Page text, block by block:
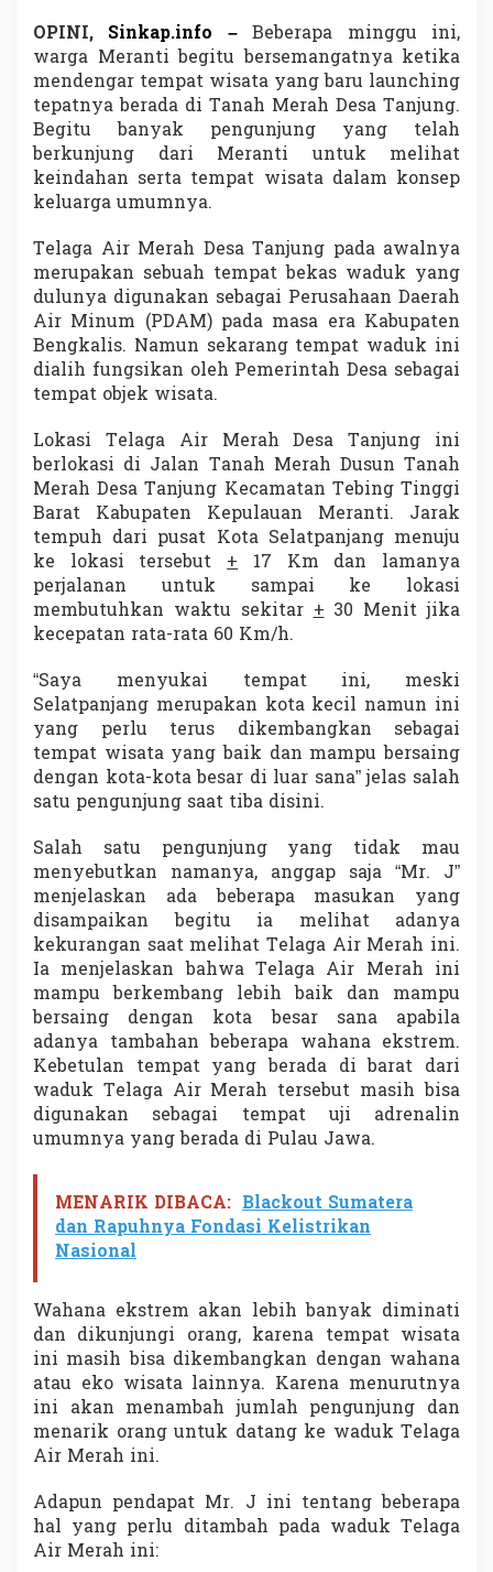
M
r
J
S
a
r
a
n
k
W
a
h
a
n
a
U
d
r
e
n
a
l
OPINI, Sinkap.info –Beberapa minggu ini,
warga Meranti begitu bersemangatnya ketika
mendengar tempat wisata yang baru launching
tepatnya berada di Tanah Merah Desa Tanjung.
Begitu banyak pengunjung yang telah
berkunjung dari Meranti untuk melihat
keindahan serta tempat wisata dalam konsep
keluarga umumnya.
Telaga Air Merah Desa Tanjung pada awalnya
merupakan sebuah tempat bekas waduk yang
dulunya digunakan sebagai Perusahaan Daerah
Air Minum (PDAM) pada masa era Kabupaten
Bengkalis. Namun sekarang tempat waduk ini
dialih fungsikan oleh Pemerintah Desa sebagai
tempat objek wisata.
Lokasi Telaga Air Merah Desa Tanjung ini
berlokasi di Jalan Tanah Merah Dusun Tanah
Merah Desa Tanjung Kecamatan Tebing Tinggi
Barat Kabupaten Kepulauan Meranti. Jarak
tempuh dari pusat Kota Selatpanjang menuju
ke lokasi tersebut+17 Km dan lamanya
perjalanan untuk sampai ke lokasi
membutuhkan waktu sekitar+30 Menit jika
kecepatan rata-rata 60 Km/h.
“Saya menyukai tempat ini, meski
Selatpanjang merupakan kota kecil namun ini
yang perlu terus dikembangkan sebagai
tempat wisata yang baik dan mampu bersaing
dengan kota-kota besar di luar sana” jelas salah
satu pengunjung saat tiba disini.
Salah satu pengunjung yang tidak mau
menyebutkan namanya, anggap saja “Mr. J”
menjelaskan ada beberapa masukan yang
disampaikan begitu ia melihat adanya
kekurangan saat melihat Telaga Air Merah ini.
Ia menjelaskan bahwa Telaga Air Merah ini
mampu berkembang lebih baik dan mampu
bersaing dengan kota besar sana apabila
adanya tambahan beberapa wahana ekstrem.
Kebetulan tempat yang berada di barat dari
waduk Telaga Air Merah tersebut masih bisa
digunakan sebagai tempat uji adrenalin
umumnya yang berada di Pulau Jawa.
MENARIK DIBACA: Blackout Sumatera
dan Rapuhnya Fondasi Kelistrikan
Nasional
Wahana ekstrem akan lebih banyak diminati
dan dikunjungi orang, karena tempat wisata
ini masih bisa dikembangkan dengan wahana
atau eko wisata lainnya. Karena menurutnya
ini akan menambah jumlah pengunjung dan
menarik orang untuk datang ke waduk Telaga
Air Merah ini.
Adapun pendapat Mr. J ini tentang beberapa
hal yang perlu ditambah pada waduk Telaga
Air Merah ini: